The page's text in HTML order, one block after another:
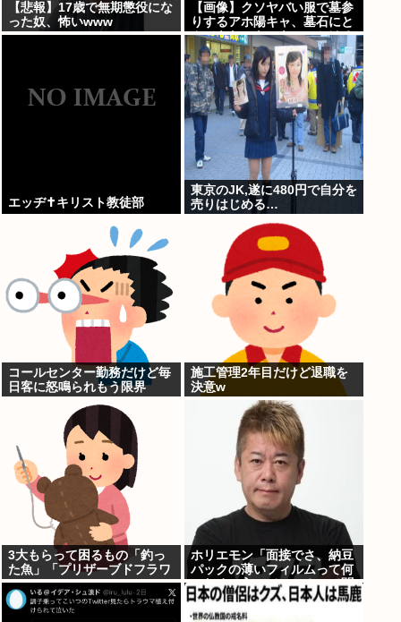
【悲報】17歳で無期懲役にな
った奴、怖いwww
【画像】クソヤバい服で墓参
りするアホ陽キャ、墓石にと
んでもないものをぶっかける
エッヂ✝️キリスト教徒部
東京のJK,遂に480円で自分を
売りはじめる…
コールセンター勤務だけど毎
日客に怒鳴られもう限界
施工管理2年目だけど退職を
決意w
3大もらって困るもの「釣っ
た魚」「プリザーブドフラワ
ー」
ホリエモン「面接でさ、納豆
パックの薄いフィルムって何
のために入っていの？って聞
くわけ」